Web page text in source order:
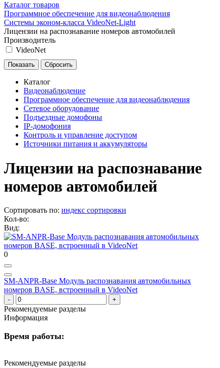
Каталог товаров
Программное обеспечение для видеонаблюдения
Системы эконом-класса VideoNet-Light
Лицензии на распознавание номеров автомобилей
Производитель
VideoNet
Каталог
Видеонаблюдение
Программное обеспечение для видеонаблюдения
Сетевое оборудование
Подъездные домофоны
IP-домофония
Контроль и управление доступом
Источники питания и аккумуляторы
Лицензии на распознавание
номеров автомобилей
Сортировать по: индекс сортировки
Кол-во:
Вид:
0
SM-ANPR-Base Модуль распознавания автомобильных
номеров BASE, встроенный в VideoNet
Рекомендуемые разделы
Информация
Время работы:
Рекомендуемые разделы